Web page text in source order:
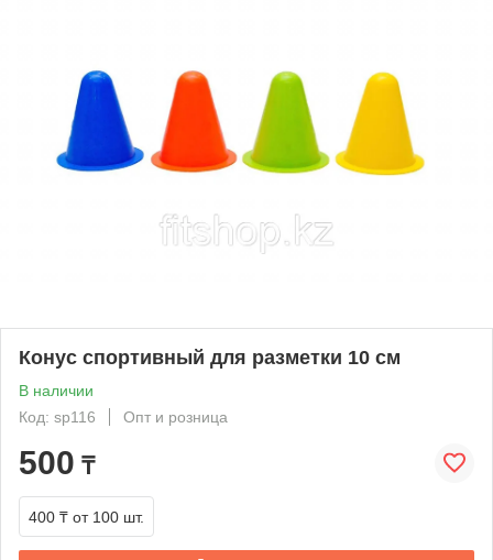
Конус спортивный для разметки 10 см
В наличии
Код: sp116
Опт и розница
500 ₸
400 ₸ от 100 шт.